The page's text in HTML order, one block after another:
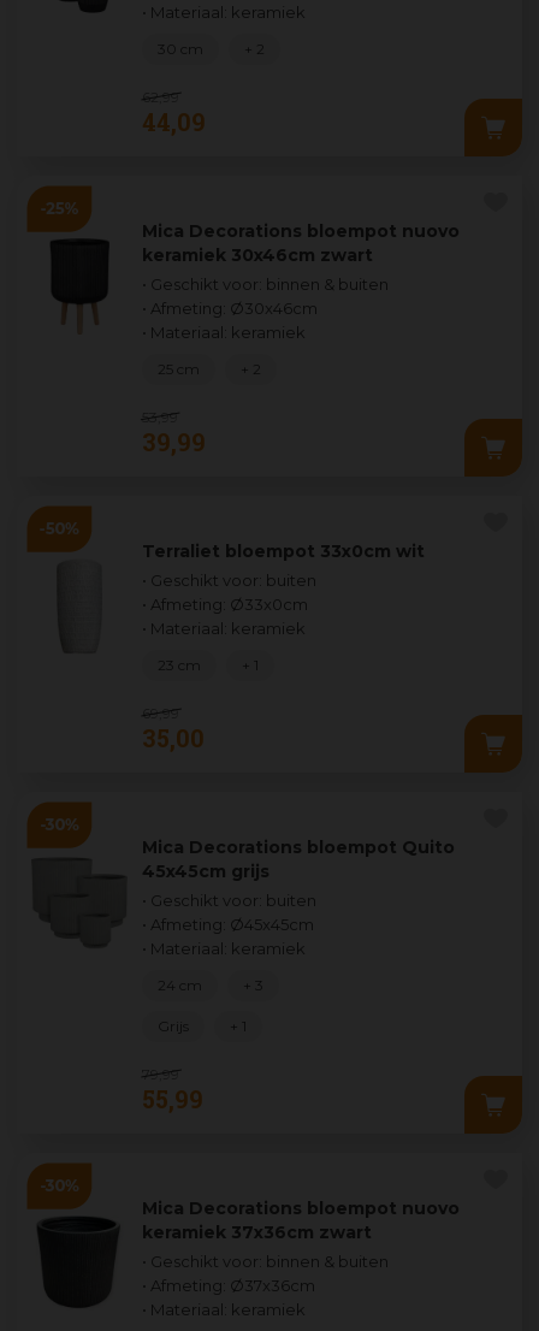
• Materiaal: keramiek
62 99
44,09
30 cm + 2
Mica Decorations bloempot nuovo
keramiek 30x46cm zwart
• Geschikt voor: binnen & buiten
• Afmeting: Ø30x46cm
• Materiaal: keramiek
53 99
39,99
25 cm + 2
Terraliet bloempot 33x0cm wit
• Geschikt voor: buiten
• Afmeting: Ø33x0cm
• Materiaal: keramiek
69,99
35,00
23 cm + 1
Mica Decorations bloempot Quito
45x45cm grijs
• Geschikt voor: buiten
• Afmeting: Ø45x45cm
• Materiaal: keramiek
79,99
55,99
24 cm + 3
Grijs + 1
Mica Decorations bloempot nuovo
keramiek 37x36cm zwart
• Geschikt voor: binnen & buiten
• Afmeting: Ø37x36cm
• Materiaal: keramiek